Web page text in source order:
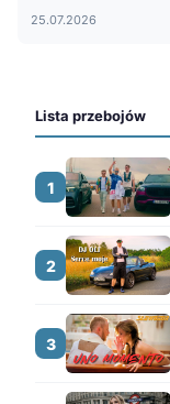
25.07.2026
Lista przebojów
1
2
3